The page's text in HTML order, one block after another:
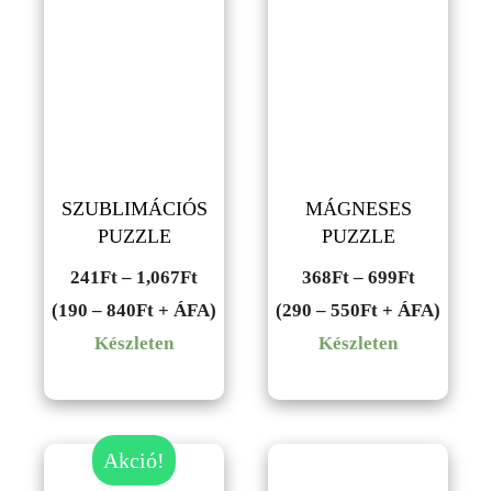
SZUBLIMÁCIÓS
PUZZLE
241Ft – 1,067FtÁrtartomány:
241Ft
(190 – 840Ft + ÁFA)
Készleten
MÁGNESES
PUZZLE
368Ft – 699Ft
368Ft
(290 – 550Ft + ÁFA)
Készleten
Akció!